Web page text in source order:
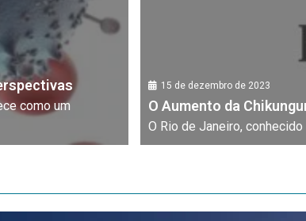
como um
15 de dezembro de 2023
O Aumento da
O Rio de Janeiro,